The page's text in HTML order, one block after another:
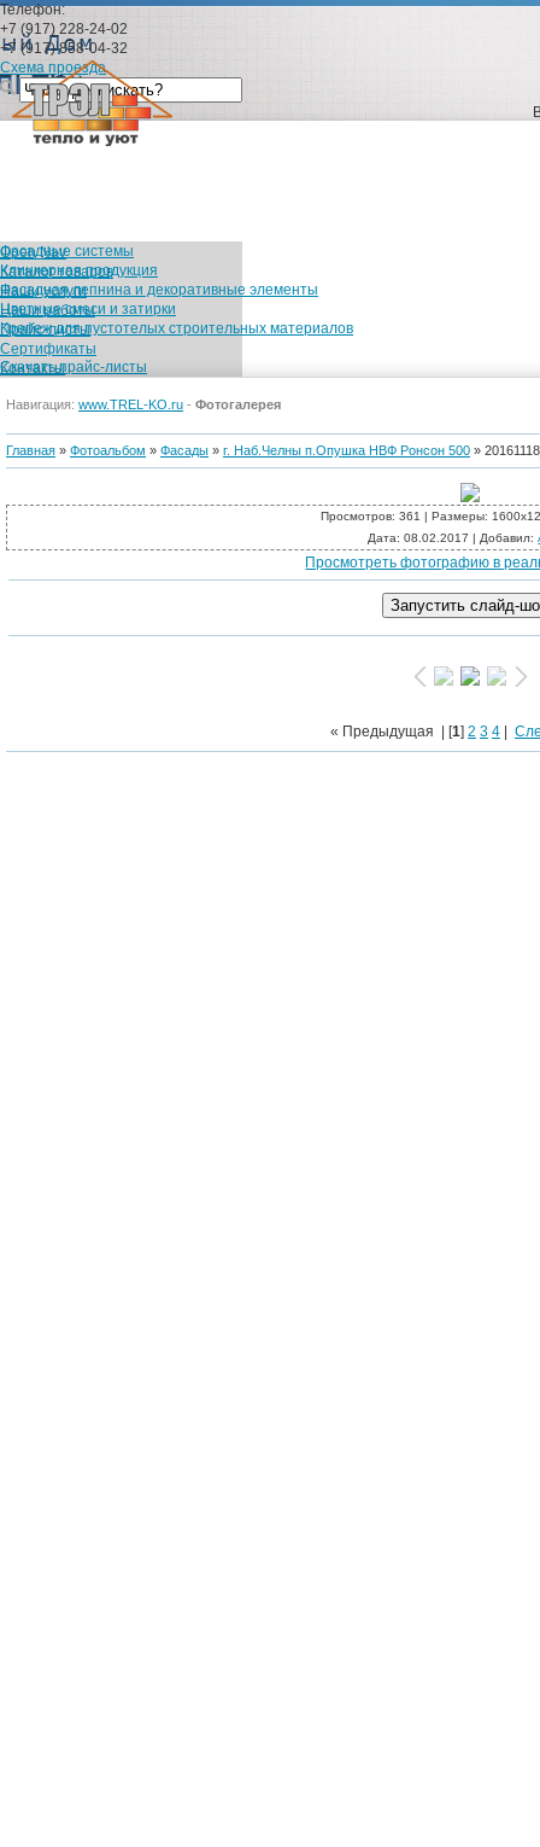
Телефон:
+7 (917) 228-24-02
+7 (917) 858-04-32
Схема проезда
Open Nav
Каталог товаров
Наши услуги
Наши работы
Прайс-листы
Сертификаты
Контакты
Термопанели
Фасадные системы
Клинкерная продукция
Фасадная лепнина и декоративные элементы
Цветные смеси и затирки
Крепеж для пустотелых строительных материалов
Скачать прайс-листы
Навигация: www.TREL-KO.ru - Фотогалерея
Главная » Фотоальбом » Фасады » г. Наб.Челны п.Опушка НВФ Ронсон 500 »
Просмотров: 361 | Размеры:
Дата: 08.02.2017 | Добавил:
Просмотреть фотографию в
« Предыдущая | [1] 2 3 4